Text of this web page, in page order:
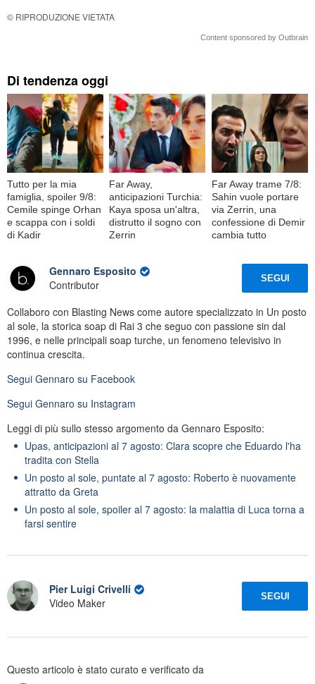
© RIPRODUZIONE VIETATA
Content sponsored by Outbrain
Di tendenza oggi
Tutto per la mia
famiglia, spoiler 9/8:
Cemile spinge Orhan
e scappa con i soldi
di Kadir
Far Away,
anticipazioni Turchia:
Kaya sposa un'altra,
distrutto il sogno con
Zerrin
Far Away trame 7/8:
Sahin vuole portare
via Zerrin, una
confessione di Demir
cambia tutto
Gennaro Esposito
Contributor
SEGUI
Collaboro con Blasting News come autore specializzato in Un posto
al sole, la storica soap di Rai 3 che seguo con passione sin dal
1996, e nelle principali soap turche, un fenomeno televisivo in
continua crescita.
Segui Gennaro su Facebook
Segui Gennaro su Instagram
Leggi di più sullo stesso argomento da Gennaro Esposito:
Upas, anticipazioni al 7 agosto: Clara scopre che Eduardo l'ha
tradita con Stella
Un posto al sole, puntate al 7 agosto: Roberto è nuovamente
attratto da Greta
Un posto al sole, spoiler al 7 agosto: la malattia di Luca torna a
farsi sentire
Pier Luigi Crivelli
Video Maker
SEGUI
Questo articolo è stato curato e verificato da